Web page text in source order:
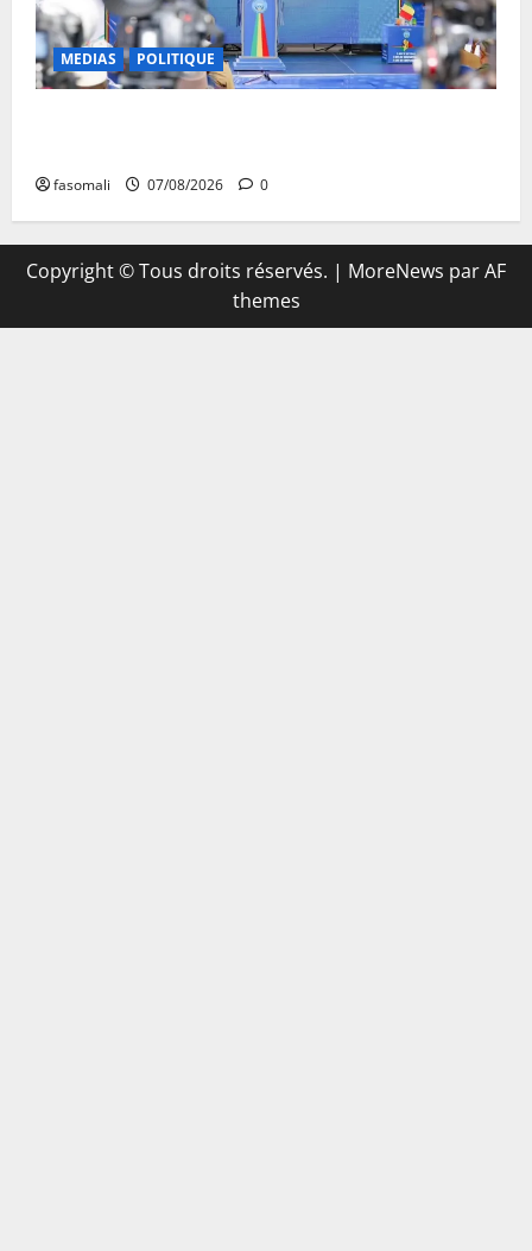
MEDIAS POLITIQUE
fasomali 07/08/2026 0
Copyright © Tous droits réservés. | MoreNews par AF
themes